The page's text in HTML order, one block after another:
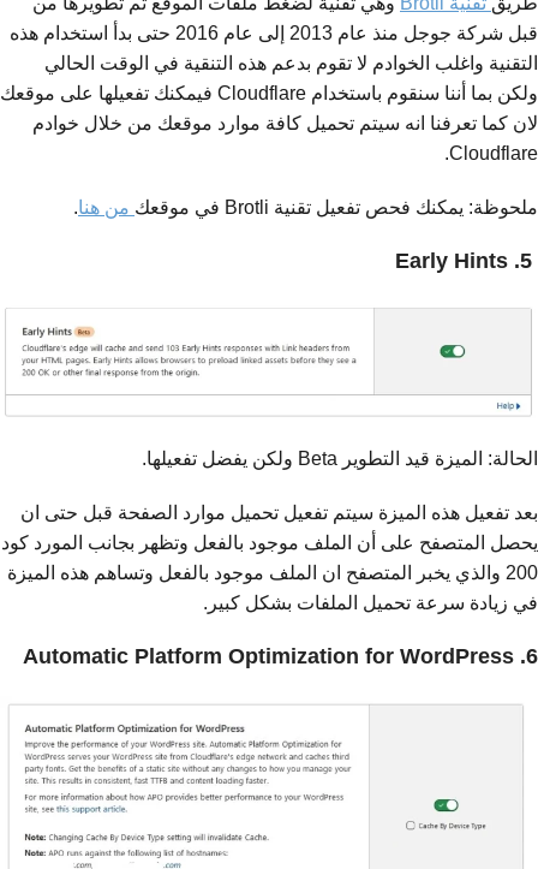
قبل شركة جوجل منذ عام 2013 إلى عام 2016 حتى بدأ استخدام هذه
التقنية واغلب الخوادم لا تقوم بدعم هذه التنقية في الوقت الحالي
ولكن بما أننا سنقوم باستخدام Cloudflare فيمكنك تفعيلها على موقعك
لان كما تعرفنا انه سيتم تحميل كافة موارد موقعك من خلال خوادم
Cloudflare.
ملحوظة: يمكنك فحص تفعيل تقنية Brotli في موقعك من هنا.
الحالة: الميزة قيد التطوير Beta ولكن يفضل تفعيلها.
بعد تفعيل هذه الميزة سيتم تفعيل تحميل موارد الصفحة قبل حتى ان
يحصل المتصفح على أن الملف موجود بالفعل وتظهر بجانب المورد كود
200 والذي يخبر المتصفح ان الملف موجود بالفعل وتساهم هذه الميزة
في زيادة سرعة تحميل الملفات بشكل كبير.
6. Automatic Platform Optimization for WordPress